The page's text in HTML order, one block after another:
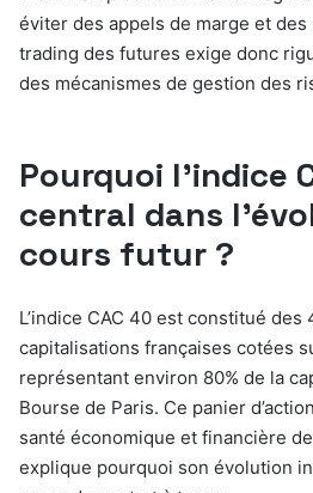
éviter des appels de marge et
trading des futures exige donc
des mécanismes de gestion des
Pourquoi l’indice
central dans
cours futur ?
L’indice CAC 40 est constitué des
capitalisations françaises cotées
représentant environ 80% de la
Bourse de Paris. Ce panier
santé économique et financière
explique pourquoi son évolution